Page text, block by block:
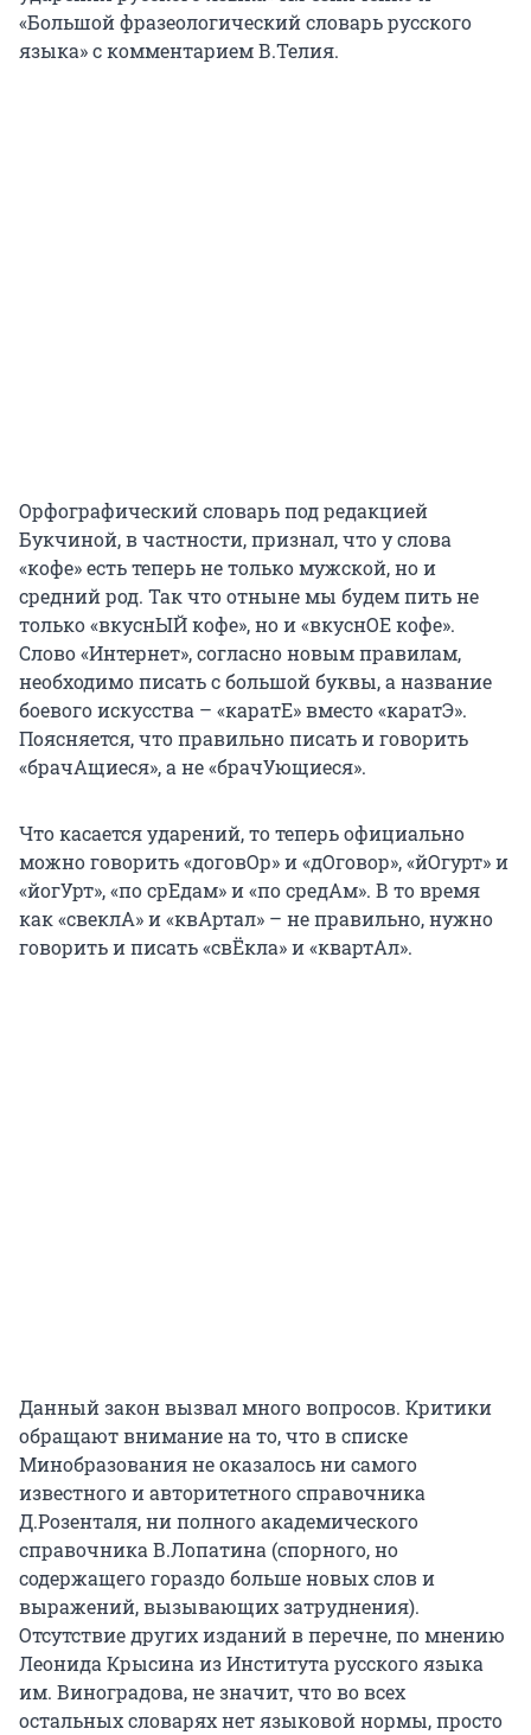
«Большой фразеологический словарь русского
языка» с комментарием В.Телия.
Орфографический словарь под редакцией
Букчиной, в частности, признал, что у слова
«кофе» есть теперь не только мужской, но и
средний род. Так что отныне мы будем пить не
только «вкуснЫЙ кофе», но и «вкуснОЕ кофе».
Слово «Интернет», согласно новым правилам,
необходимо писать с большой буквы, а название
боевого искусства – «каратЕ» вместо «каратЭ».
Поясняется, что правильно писать и говорить
«брачАщиеся», а не «брачУющиеся».
Что касается ударений, то теперь официально
можно говорить «договОр» и «дОговор», «йОгурт» и
«йогУрт», «по срEдам» и «по средАм». В то время
как «свеклА» и «квАртал» – не правильно, нужно
говорить и писать «свЁкла» и «квартАл».
Данный закон вызвал много вопросов. Критики
обращают внимание на то, что в списке
Минобразования не оказалось ни самого
известного и авторитетного справочника
Д.Розенталя, ни полного академического
справочника В.Лопатина (спорного, но
содержащего гораздо больше новых слов и
выражений, вызывающих затруднения).
Отсутствие других изданий в перечне, по мнению
Леонида Крысина из Института русского языка
им. Виноградова, не значит, что во всех
остальных словарях нет языковой нормы, просто